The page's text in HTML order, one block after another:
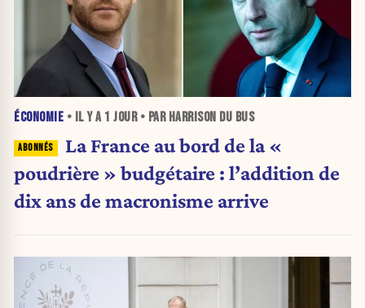
ÉCONOMIE • IL Y A 1 JOUR• PAR HARRISON DU BUS
La France au bord de la «
poudrière » budgétaire : l’addition de
dix ans de macronisme arrive